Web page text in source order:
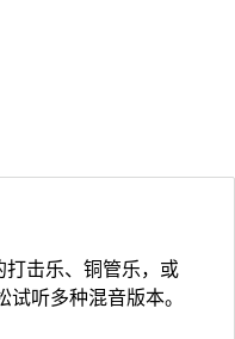
击乐、铜管乐，或
听多种混音版本。